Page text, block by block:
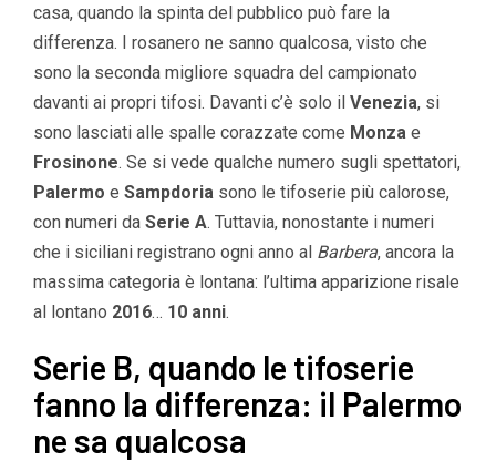
casa, quando la spinta del pubblico può fare la
differenza. I rosanero ne sanno qualcosa, visto che
sono la seconda migliore squadra del campionato
davanti ai propri tifosi. Davanti c’è solo il Venezia, si
sono lasciati alle spalle corazzate come Monza e
Frosinone. Se si vede qualche numero sugli spettatori,
Palermo e Sampdoria sono le tifoserie più calorose,
con numeri da Serie A. Tuttavia, nonostante i numeri
che i siciliani registrano ogni anno al Barbera, ancora la
massima categoria è lontana: l’ultima apparizione risale
al lontano 2016… 10 anni.
Serie B, quando le tifoserie
fanno la differenza: il Palermo
ne sa qualcosa